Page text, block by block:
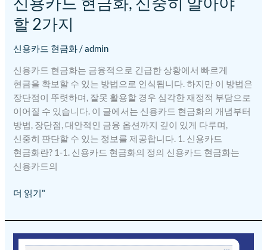
할 2가지
신용카드 현금화/admin
신용카드 현금화는 금융적으로 긴급한 상황에서 빠르게
현금을 확보할 수 있는 방법으로 인식됩니다. 하지만 이 방법은
장단점이 뚜렷하며, 잘못 활용할 경우 심각한 재정적 부담으로
이어질 수 있습니다. 이 글에서는 신용카드 현금화의 개념부터
방법, 장단점, 대안적인 금융 옵션까지 깊이 있게 다루며,
신중히 판단할 수 있는 정보를 제공합니다. 1. 신용카드
현금화란? 1-1. 신용카드 현금화의 정의 신용카드 현금화는
신용카드의
더 읽기"
신용카드